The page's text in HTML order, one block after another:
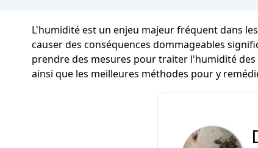
L'humidité est un enjeu majeur fréquent dans
causer des conséquences dommageables
prendre des mesures pour traiter l'humidité
ainsi que les meilleures méthodes pour y